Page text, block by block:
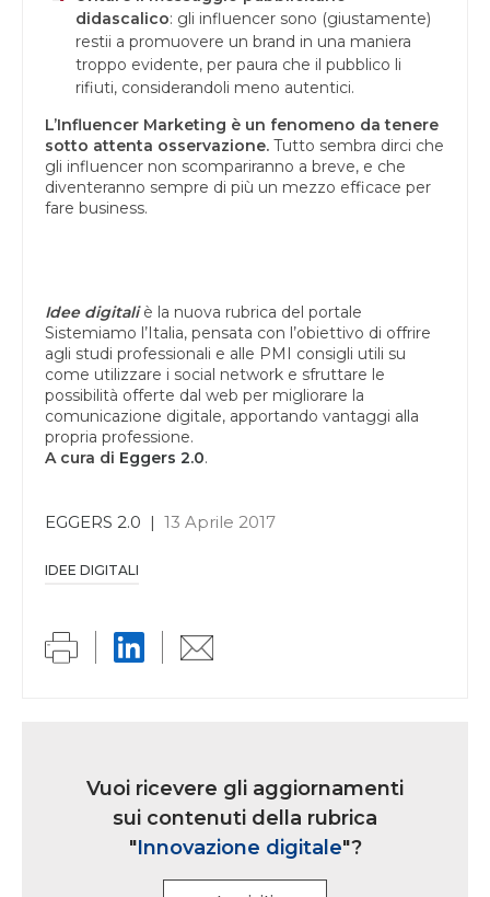
didascalico: gli influencer sono (giustamente)
restii a promuovere un brand in una maniera
troppo evidente, per paura che il pubblico li
rifiuti, considerandoli meno autentici.
L’Influencer Marketing è un fenomeno da tenere
sotto attenta osservazione. Tutto sembra dirci che
gli influencer non scompariranno a breve, e che
diventeranno sempre di più un mezzo efficace per
fare business.
Idee digitaliè la nuova rubrica del portale
Sistemiamo l’Italia, pensata con l’obiettivo di offrire
agli studi professionali e alle PMI consigli utili su
come utilizzare i social network e sfruttare le
possibilità offerte dal web per migliorare la
comunicazione digitale, apportando vantaggi alla
propria professione.
A cura di Eggers 2.0.
EGGERS 2.0 | 13 Aprile 2017
IDEE DIGITALI
iscrizioneVuoi ricevere gli aggiornamenti
sui contenuti della rubrica
"Innovazione digitale"?